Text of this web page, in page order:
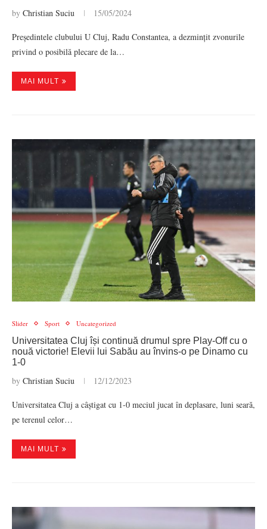
by Christian Suciu 15/05/2024
Președintele clubului U Cluj, Radu Constantea, a dezmințit zvonurile
privind o posibilă plecare de la…
MAI MULT
Slider Sport Uncategorized
Universitatea Cluj își continuă drumul spre Play-Off cu o
nouă victorie! Elevii lui Sabău au învins-o pe Dinamo cu
1-0
by Christian Suciu 12/12/2023
Universitatea Cluj a câștigat cu 1-0 meciul jucat în deplasare, luni seară,
pe terenul celor…
MAI MULT